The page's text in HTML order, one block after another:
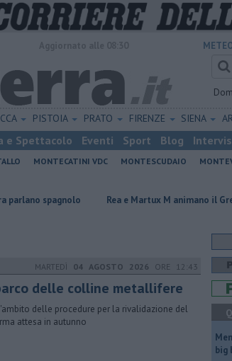
PISTOIA PRATO FIRENZE SIENA
e Spettacolo Eventi Sport Blog
MONTECATINI VDC MONTESCUDAIO
Rea e Martux M animano il Grey Cat
MARTEDÌ 04 AGOSTO 2026 ORE 12:43
delle colline metallifere
delle procedure per la rivalidazione del
attesa in autunno
big